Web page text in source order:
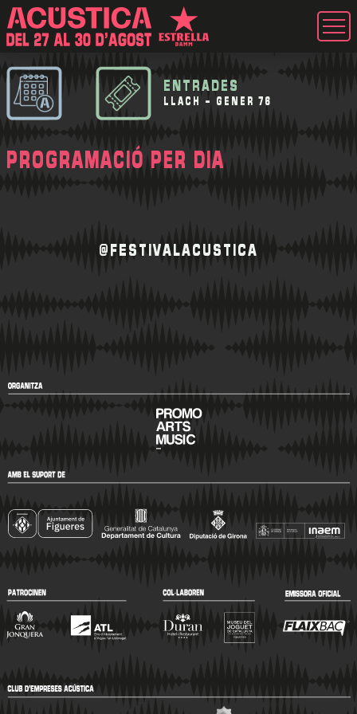
ENTRADES
LLACH - GENER 76
PROGRAMACIÓ PER DIA
@FESTIVALACUSTICA